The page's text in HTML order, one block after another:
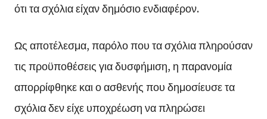
ότι τα σχόλια είχαν δημόσιο ενδιαφέρον.
Ως αποτέλεσμα, παρόλο που τα σχόλια πληρούσαν
τις προϋποθέσεις για δυσφήμιση, η παρανομία
απορρίφθηκε και ο ασθενής που δημοσίευσε τα
σχόλια δεν είχε υποχρέωση να πληρώσει